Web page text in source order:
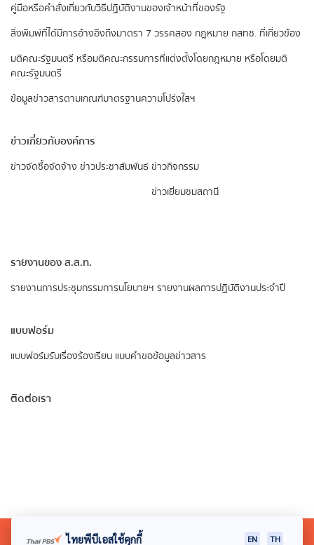
คู่มือหรือคำสั่งเกี่ยวกับวิธีปฏิบัติงานของเจ้าหน้าที่ของรัฐ
สิ่งพิมพ์ที่ได้มีการอ้างอิงถึงมาตรา 7 วรรคสอง กฎหมาย กสทช. ที่เกี่ยวข้อง
มติคณะรัฐมนตรี หรือมติคณะกรรมการที่แต่งตั้งโดยกฎหมาย หรือโดยมติ
คณะรัฐมนตรี
ข้อมูลข่าวสารตามเกณฑ์มาตรฐานความโปร่งใสฯ
ข่าวเกี่ยวกับองค์การ
ข่าวจัดซื้อจัดจ้าง ข่าวประชาสัมพันธ์ ข่าวกิจกรรม
ข่าวเยี่ยมชมสถานี
รายงานของ ส.ส.ท.
รายงานการประชุมกรรมการนโยบายฯ รายงานผลการปฏิบัติงานประจำปี
แบบฟอร์ม
แบบฟอร์มรับเรื่องร้องเรียน แบบคำขอข้อมูลข่าวสาร
ติดต่อเรา
ไทยพีบีเอสใช้คุกกี้ EN TH